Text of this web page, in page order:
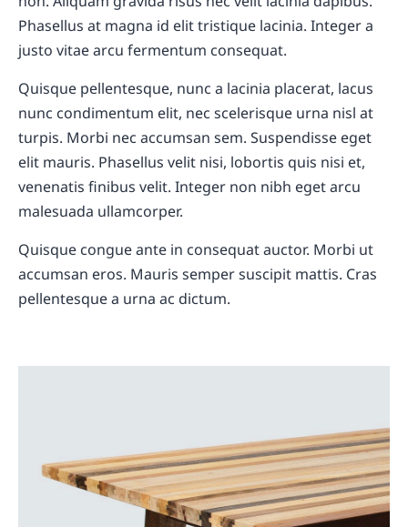
Phasellus at magna id elit tristique lacinia. Integer a
justo vitae arcu fermentum consequat.
Quisque pellentesque, nunc a lacinia placerat, lacus
nunc condimentum elit, nec scelerisque urna nisl at
turpis. Morbi nec accumsan sem. Suspendisse eget
elit mauris. Phasellus velit nisi, lobortis quis nisi et,
venenatis finibus velit. Integer non nibh eget arcu
malesuada ullamcorper.
Quisque congue ante in consequat auctor. Morbi ut
accumsan eros. Mauris semper suscipit mattis. Cras
pellentesque a urna ac dictum.